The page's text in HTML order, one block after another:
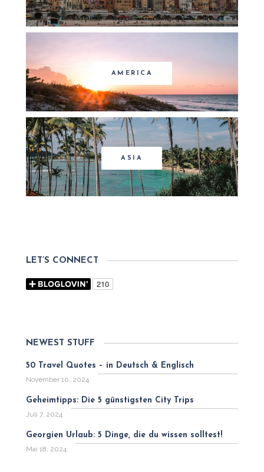
AMERICA
ASIA
LET’S CONNECT
NEWEST STUFF
50 Travel Quotes – in Deutsch & Englisch
November 10, 2024
Geheimtipps: Die 5 günstigsten City Trips
Juli 7, 2024
Georgien Urlaub: 5 Dinge, die du wissen solltest!
Mai 18, 2024